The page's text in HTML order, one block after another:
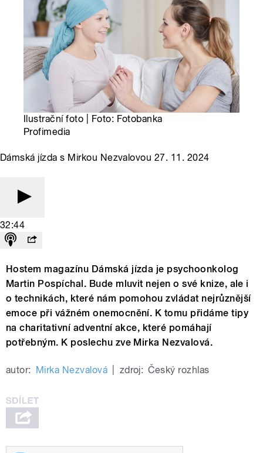
Ilustrační foto | Foto: Fotobanka
Profimedia
Dámská jízda s Mirkou Nezvalovou 27. 11. 2024
32:44
Hostem magazínu Dámská jízda je psychoonkolog
Martin Pospíchal. Bude mluvit nejen o své knize, ale i
o technikách, které nám pomohou zvládat nejrůznější
emoce při vážném onemocnění. K tomu přidáme tipy
na charitativní adventní akce, které pomáhají
potřebným. K poslechu zve Mirka Nezvalová.
autor: Mirka Nezvalová zdroj: Český rozhlas